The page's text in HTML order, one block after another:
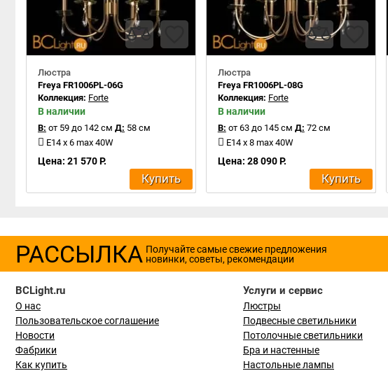
Люстра
Freya FR1006PL-06G
Коллекция: Forte
В наличии
В: от 59 до 142 см Д: 58 см
E14 x 6 max 40W
Цена: 21 570 Р.
Купить
Люстра
Freya FR1006PL-08G
Коллекция: Forte
В наличии
В: от 63 до 145 см Д: 72 см
E14 x 8 max 40W
Цена: 28 090 Р.
Купить
РАССЫЛКА Получайте самые свежие предложения
новинки, советы, рекомендации
BCLight.ru
О нас
Пользовательское соглашение
Новости
Фабрики
Как купить
Услуги и сервис
Люстры
Подвесные светильники
Потолочные светильники
Бра и настенные
Настольные лампы